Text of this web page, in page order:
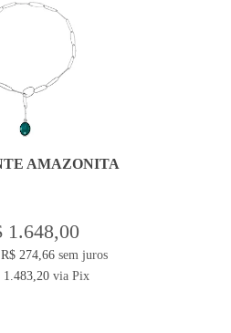
AMAZONITA
1.648,00
R$ 274,66 sem juros
1.483,20 via Pix